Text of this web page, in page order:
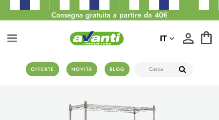
Consegna gratuita a partire da 40€
OFFERTE NOVITÀ BLOG
IT